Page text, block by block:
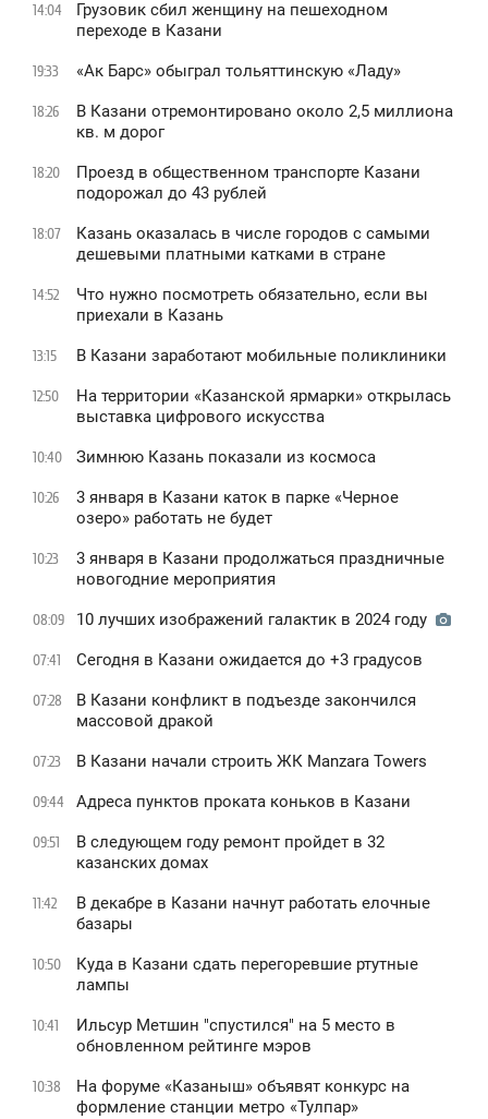
14:04
Грузовик сбил женщину на пешеходном
переходе в Казани
19:33 «Ак Барс» обыграл тольяттинскую «Ладу»
18:26
В Казани отремонтировано около 2,5 миллиона
кв. м дорог
18:20
Проезд в общественном транспорте Казани
подорожал до 43 рублей
18:07
Казань оказалась в числе городов с самыми
дешевыми платными катками в стране
14:52
Что нужно посмотреть обязательно, если вы
приехали в Казань
13:15 В Казани заработают мобильные поликлиники
12:50
На территории «Казанской ярмарки» открылась
выставка цифрового искусства
10:40 Зимнюю Казань показали из космоса
10:26
3 января в Казани каток в парке «Черное
oзеро» работать не будет
10:23
3 января в Казани продолжаться праздничные
новогодние мероприятия
08:09 10 лучших изображений галактик в 2024 году
07:41 Сегодня в Казани ожидается до +3 градусов
07:28
В Казани конфликт в подъезде закончился
массовой дракой
07:23 В Казани начали строить ЖК Manzara Towers
09:44 Адреса пунктов проката коньков в Казани
09:51
В следующем году ремонт пройдет в 32
казанских домах
11:42
В декабре в Казани начнут работать елочные
базары
10:50
Куда в Казани сдать перегоревшие ртутные
лампы
10:41
Ильсур Метшин "спустился" на 5 место в
обновленном рейтинге мэров
10:38
На форуме «Казаныш» объявят конкурс на
формление станции метро «Тулпар»